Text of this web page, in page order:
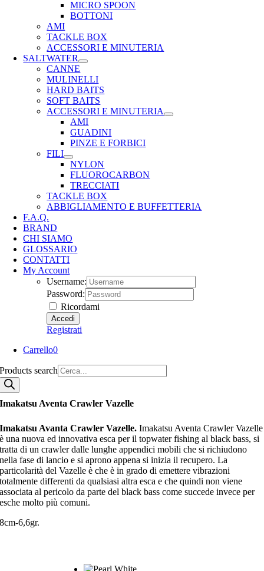
MICRO SPOON
BOTTONI
AMI
TACKLE BOX
ACCESSORI E MINUTERIA
SALTWATER
CANNE
MULINELLI
HARD BAITS
SOFT BAITS
ACCESSORI E MINUTERIA
AMI
GUADINI
PINZE E FORBICI
FILI
NYLON
FLUOROCARBON
TRECCIATI
TACKLE BOX
ABBIGLIAMENTO E BUFFETTERIA
F.A.Q.
BRAND
CHI SIAMO
GLOSSARIO
CONTATTI
My Account
Username:
Password:
Ricordami
Registrati
Carrello0
Products search
Imakatsu Aventa Crawler Vazelle
Imakatsu Avanta Crawler Vazelle. Imakatsu Aventa Crawler Vazelle
è una nuova ed innovativa esca per il topwater fishing al black bass, si
tratta di un crawler dalle lunghe appendici mobili che si richiudono
nella fase di lancio e si aprono appena si inizia il recupero. La
particolarità del Vazelle è che è in grado di emettere vibrazioni
totalmente differenti da qualsiasi altra esca e che quindi non viene
associata al pericolo da parte del black bass come succede invece per
esche molto più comuni.
8cm-6,6gr.